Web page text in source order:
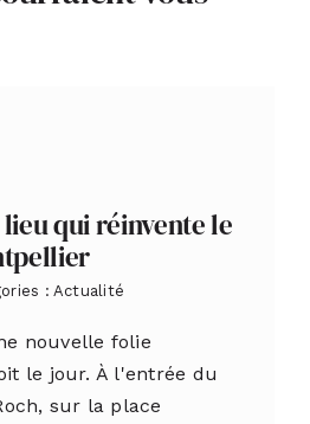
qui réinvente le
: Actualité
nouvelle folie
le jour. À l'entrée du
sur la place